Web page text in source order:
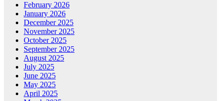
February 2026
January 2026
December 2025
November 2025
October 2025
September 2025
August 2025
July 2025
June 2025
May 2025
April 2025